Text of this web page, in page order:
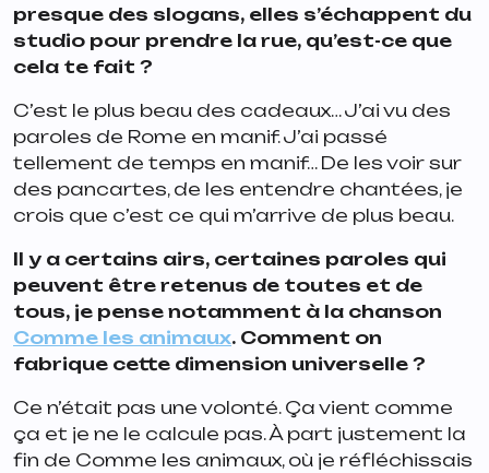
presque des slogans, elles s’échappent du
studio pour prendre la rue, qu’est-ce que
cela te fait ?
C’est le plus beau des cadeaux… J’ai vu des
paroles de Rome en manif. J’ai passé
tellement de temps en manif… De les voir sur
des pancartes, de les entendre chantées, je
crois que c’est ce qui m’arrive de plus beau.
Il y a certains airs, certaines paroles qui
peuvent être retenus de toutes et de
tous, je pense notamment à la chanson
Comme les animaux. Comment on
fabrique cette dimension universelle ?
Ce n’était pas une volonté. Ça vient comme
ça et je ne le calcule pas. À part justement la
fin de Comme les animaux, où je réfléchissais